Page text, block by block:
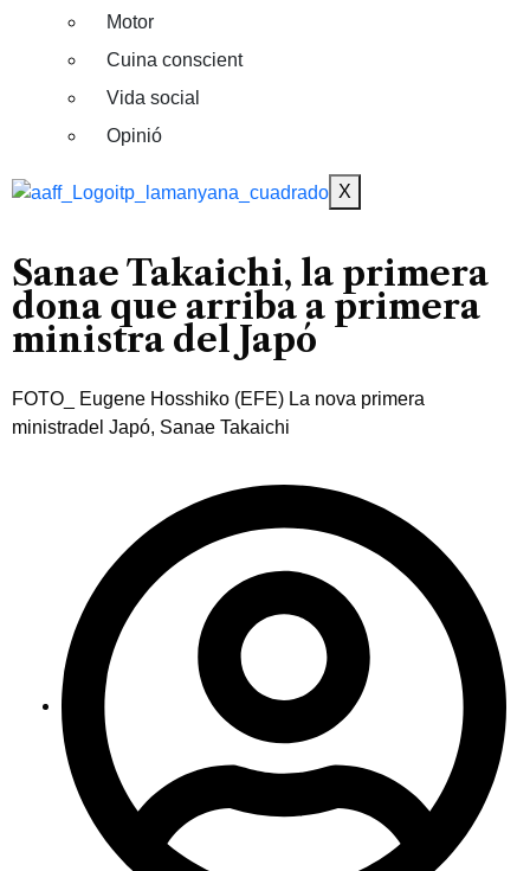
Motor
Cuina conscient
Vida social
Opinió
X
Sanae Takaichi, la primera
dona que arriba a primera
ministra del Japó
FOTO_ Eugene Hosshiko (EFE) La nova primera
ministradel Japó, Sanae Takaichi